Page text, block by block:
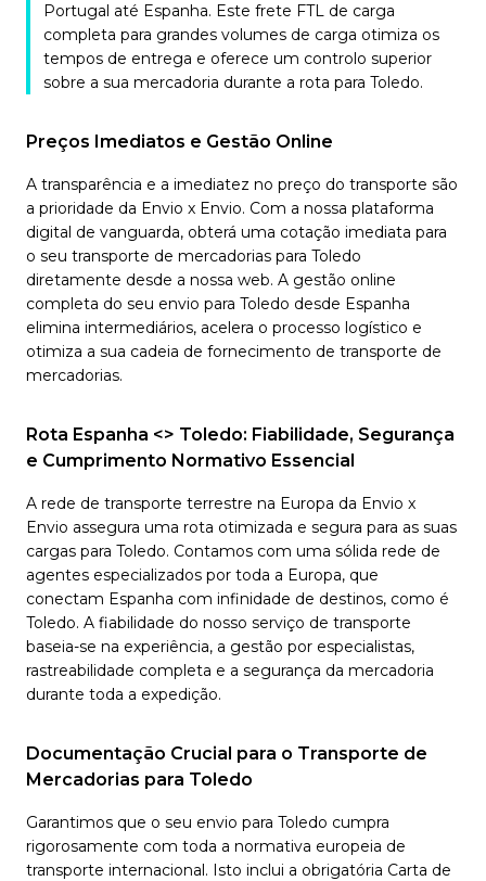
Portugal até Espanha. Este frete FTL de carga
completa para grandes volumes de carga otimiza os
tempos de entrega e oferece um controlo superior
sobre a sua mercadoria durante a rota para Toledo.
Preços Imediatos e Gestão Online
A transparência e a imediatez no preço do transporte são
a prioridade da Envio x Envio. Com a nossa plataforma
digital de vanguarda, obterá uma cotação imediata para
o seu transporte de mercadorias para Toledo
diretamente desde a nossa web. A gestão online
completa do seu envio para Toledo desde Espanha
elimina intermediários, acelera o processo logístico e
otimiza a sua cadeia de fornecimento de transporte de
mercadorias.
Rota Espanha <> Toledo: Fiabilidade, Segurança
e Cumprimento Normativo Essencial
A rede de transporte terrestre na Europa da Envio x
Envio assegura uma rota otimizada e segura para as suas
cargas para Toledo. Contamos com uma sólida rede de
agentes especializados por toda a Europa, que
conectam Espanha com infinidade de destinos, como é
Toledo. A fiabilidade do nosso serviço de transporte
baseia-se na experiência, a gestão por especialistas,
rastreabilidade completa e a segurança da mercadoria
durante toda a expedição.
Documentação Crucial para o Transporte de
Mercadorias para Toledo
Garantimos que o seu envio para Toledo cumpra
rigorosamente com toda a normativa europeia de
transporte internacional. Isto inclui a obrigatória Carta de